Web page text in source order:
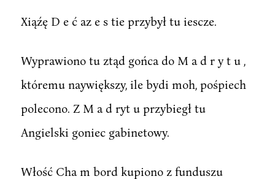
Xiąźę D e ć az e s tie przybył tu iescze.
Wyprawiono tu ztąd gońca do M a d r y t u ,
któremu naywiększy, ile bydi moh, pośpiech
polecono. Z M a d ryt u przybiegł tu
Angielski goniec gabinetowy.
Włość Cha m bord kupiono z funduszu